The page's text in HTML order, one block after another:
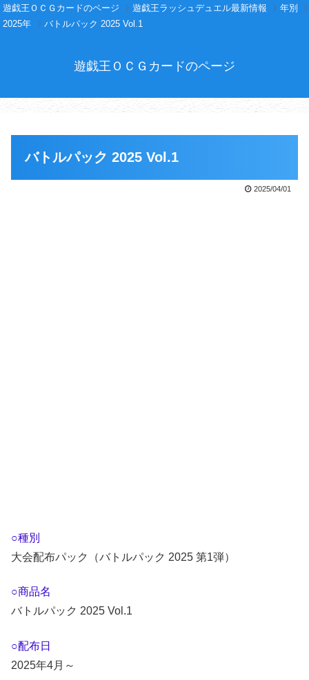
遊戯王ＯＣＧカードのページ 遊戯王ラッシュデュエル最新情報
年別
2025年
バトルパック 2025 Vol.1
遊戯王ＯＣＧカードのページ
バトルパック 2025 Vol.1
2025/04/01
○種別
大会配布パック（バトルパック 2025 第1弾）
○商品名
バトルパック 2025 Vol.1
○配布日
2025年4月～